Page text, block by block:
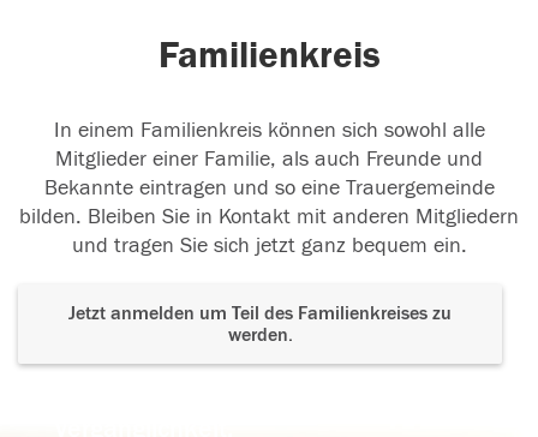
Familienkreis
In einem Familienkreis können sich sowohl alle
Mitglieder einer Familie, als auch Freunde und
Bekannte eintragen und so eine Trauergemeinde
bilden. Bleiben Sie in Kontakt mit anderen Mitgliedern
und tragen Sie sich jetzt ganz bequem ein.
Jetzt anmelden um Teil des Familienkreises zu
werden.